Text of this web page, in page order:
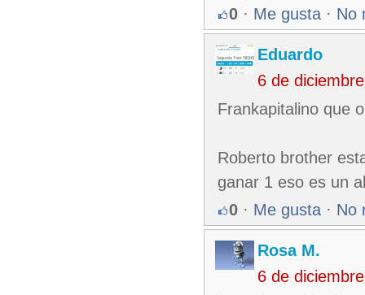
0 · Me gusta · No
Eduardo
6 de
Frankapitalino que
Roberto brother
ganar 1 eso es un
0 · Me gusta · No
Rosa M.
6 de